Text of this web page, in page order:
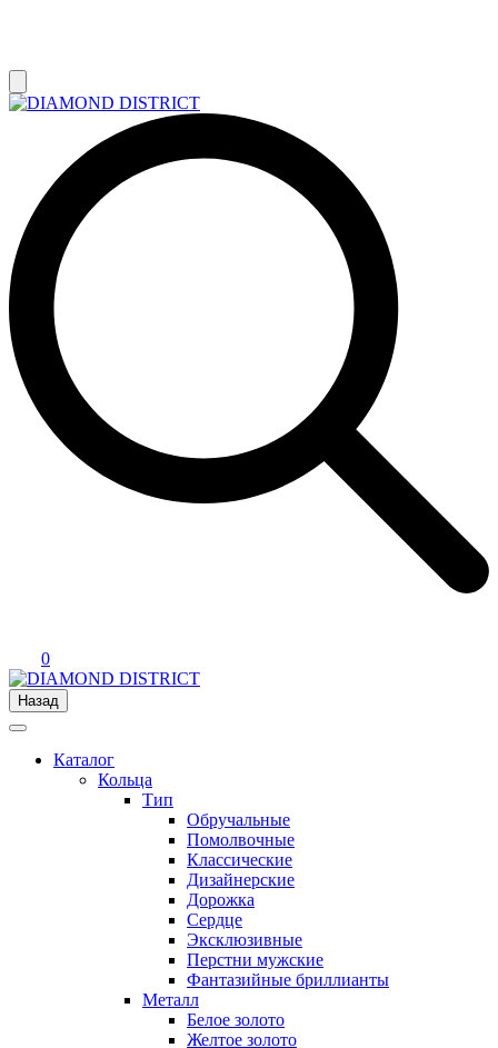
0
Назад
Каталог
Кольца
Тип
Обручальные
Помолвочные
Классические
Дизайнерские
Дорожка
Сердце
Эксклюзивные
Перстни мужские
Фантазийные бриллианты
Металл
Белое золото
Желтое золото